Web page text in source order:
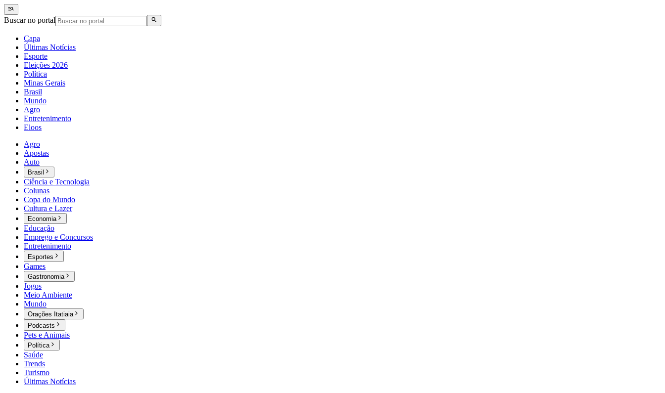
Buscar no portal
Capa
Últimas Notícias
Esporte
Eleições 2026
Política
Minas Gerais
Brasil
Mundo
Agro
Entretenimento
Eloos
Agro
Apostas
Auto
Brasil
Ciência e Tecnologia
Colunas
Copa do Mundo
Cultura e Lazer
Economia
Educação
Emprego e Concursos
Entretenimento
Esportes
Games
Gastronomia
Jogos
Meio Ambiente
Mundo
Orações Itatiaia
Podcasts
Pets e Animais
Política
Saúde
Trends
Turismo
Últimas Notícias